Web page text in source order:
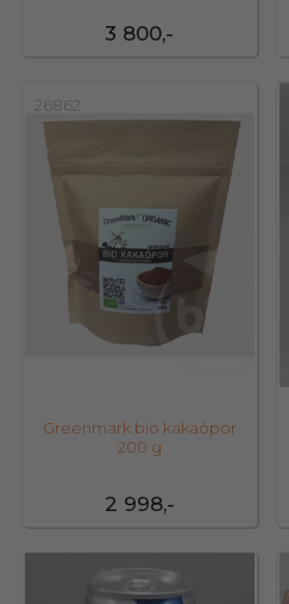
3 800,-
26862
2 998,-
Greenmark bio kakaópor
200 g